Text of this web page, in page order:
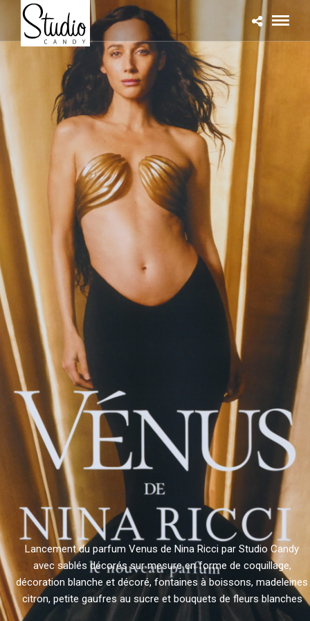
Lancement du parfum Venus de Nina Ricci par Studio Candy
avec sablés décorés sur mesure en forme de coquillage,
décoration blanche et décoré, fontaines à boissons, madeleines
citron, petite gaufres au sucre et bouquets de fleurs blanches